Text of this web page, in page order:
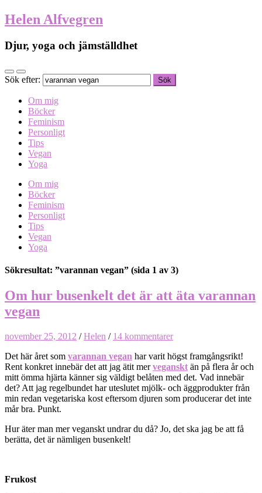
Helen Alfvegren
Djur, yoga och jämställdhet
Sök efter:
Om mig
Böcker
Feminism
Personligt
Tips
Vegan
Yoga
Om mig
Böcker
Feminism
Personligt
Tips
Vegan
Yoga
Sökresultat: ”varannan vegan” (sida 1 av 3)
Om hur busenkelt det är att äta varannan
vegan
november 25, 2012 /Helen / 14 kommentarer
Det här året som varannan vegan har varit högst framgångsrikt!
Rent konkret innebär det att jag ätit merveganskt än på flera år och
mitt ömma hjärta känner sig väldigt belåten med det. Vad innebär
det? Att jag regelbundet har uteslutet mjölk- och äggprodukter från
min redan vegetariska kost eftersom djuren som producerar det inte
mår bra. Punkt.
Hur äter man mer veganskt undrar du då? Jo, det ska jag be att få
berätta, det är nämligen busenkelt!
Frukost